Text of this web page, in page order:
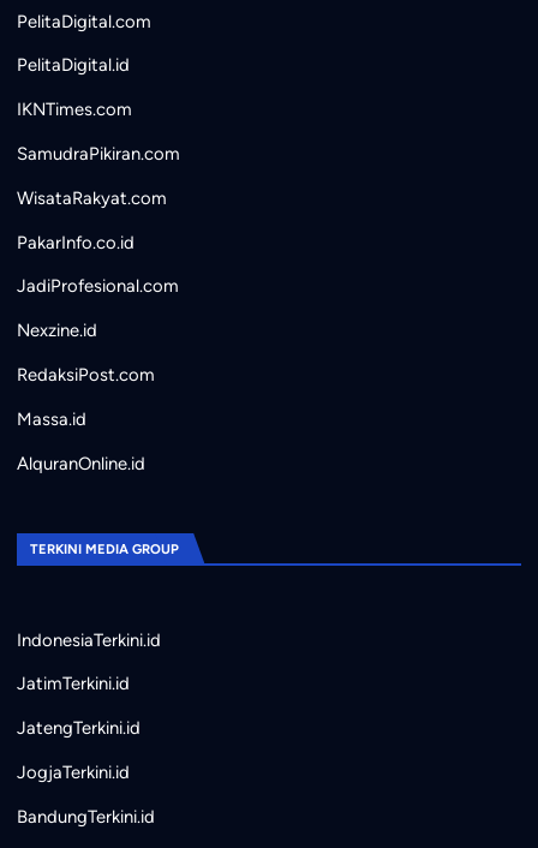
PelitaDigital.com
PelitaDigital.id
IKNTimes.com
SamudraPikiran.com
WisataRakyat.com
PakarInfo.co.id
JadiProfesional.com
Nexzine.id
RedaksiPost.com
Massa.id
AlquranOnline.id
TERKINI MEDIA GROUP
IndonesiaTerkini.id
JatimTerkini.id
JatengTerkini.id
JogjaTerkini.id
BandungTerkini.id